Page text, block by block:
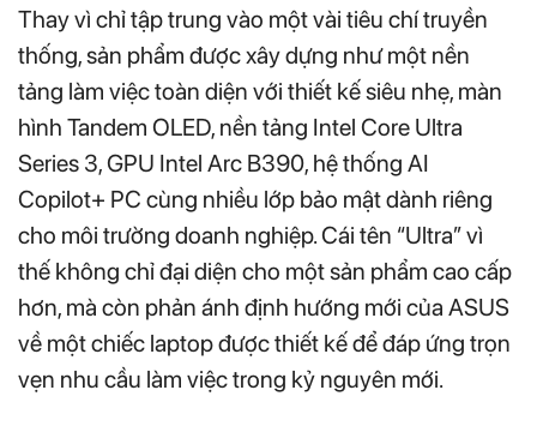
Thay vì chỉ tập trung vào một vài tiêu chí truyền
thống, sản phẩm được xây dựng như một nền
tảng làm việc toàn diện với thiết kế siêu nhẹ, màn
hình Tandem OLED, nền tảng Intel Core Ultra
Series 3, GPU Intel Arc B390, hệ thống AI
Copilot+ PC cùng nhiều lớp bảo mật dành riêng
cho môi trường doanh nghiệp. Cái tên “Ultra” vì
thế không chỉ đại diện cho một sản phẩm cao cấp
hơn, mà còn phản ánh định hướng mới của ASUS
về một chiếc laptop được thiết kế để đáp ứng trọn
vẹn nhu cầu làm việc trong kỷ nguyên mới.